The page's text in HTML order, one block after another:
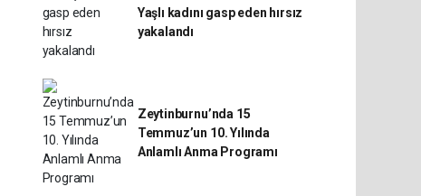
Yaşlı kadını gasp eden hırsız
yakalandı
Zeytinburnu’nda 15
Temmuz’un 10. Yılında
Anlamlı Anma Programı